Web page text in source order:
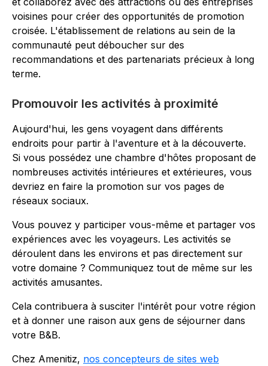
voisines pour créer des opportunités de promotion
croisée. L'établissement de relations au sein de la
communauté peut déboucher sur des
recommandations et des partenariats précieux à long
terme.
Promouvoir les activités à proximité
Aujourd'hui, les gens voyagent dans différents
endroits pour partir à l'aventure et à la découverte.
Si vous possédez une chambre d'hôtes proposant de
nombreuses activités intérieures et extérieures, vous
devriez en faire la promotion sur vos pages de
réseaux sociaux.
Vous pouvez y participer vous-même et partager vos
expériences avec les voyageurs. Les activités se
déroulent dans les environs et pas directement sur
votre domaine ? Communiquez tout de même sur les
activités amusantes.
Cela contribuera à susciter l'intérêt pour votre région
et à donner une raison aux gens de séjourner dans
votre B&B.
Chez Amenitiz, nos concepteurs de sites web